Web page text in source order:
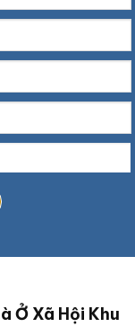
Ở Xã Hội Khu